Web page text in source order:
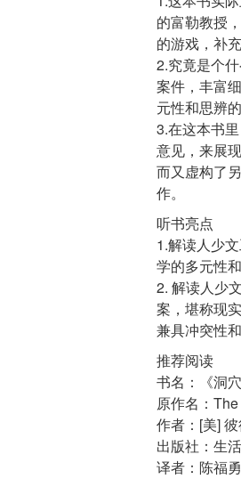
的富勒教授
的游戏，补
2.究竟是个
案件，丰富
元性和思辨的
3.在这本书
意见，来展
而又虚构了
听书亮点
1.解读人少
学的多元性
2. 解读人少
案，堪称现
推荐阅读
书名：《洞穴
原作名：
作者：[美] 彼
出版社：生